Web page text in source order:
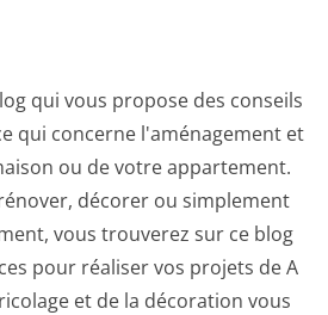
qui vous propose des conseils
qui concerne l'aménagement et
ou de votre appartement.
décorer ou simplement
vous trouverez sur ce blog
pour réaliser vos projets de A
et de la décoration vous